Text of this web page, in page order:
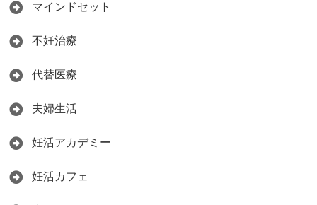
マインドセット
不妊治療
代替医療
夫婦生活
妊活アカデミー
妊活カフェ